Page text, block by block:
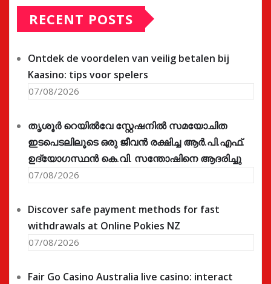
RECENT POSTS
Ontdek de voordelen van veilig betalen bij
Kaasino: tips voor spelers
07/08/2026
തൃശൂർ റെയിൽവേ സ്റ്റേഷനിൽ സമയോചിത
ഇടപെടലിലൂടെ ഒരു ജീവൻ രക്ഷിച്ച ആർ.പി.എഫ്.
ഉദ്യോഗസ്ഥൻ കെ.വി. സന്തോഷിനെ ആദരിച്ചു
07/08/2026
Discover safe payment methods for fast
withdrawals at Online Pokies NZ
07/08/2026
Fair Go Casino Australia live casino: interact